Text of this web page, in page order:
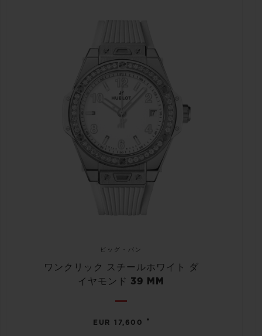
ビッグ・バン
ワンクリック スチールホワイト ダ
イヤモンド 39 MM
EUR 17,600 •